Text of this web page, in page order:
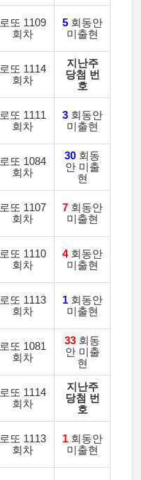
로또 1109
회차
5회동안
미출현
로또 1114
회차
지난주
당첨 번
호
로또 1111
회차
3회동안
미출현
로또 1084
회차
30 회동
안 미출
현
로또 1107
회차
7회동안
미출현
로또 1110
회차
4회동안
미출현
로또 1113
회차
1회동안
미출현
로또 1081
회차
33 회동
안 미출
현
로또 1114
회차
지난주
당첨 번
호
로또 1113
회차
1회동안
미출현